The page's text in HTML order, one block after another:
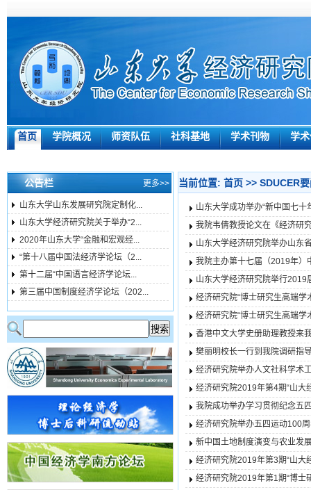
首页 学院概况 师资队伍 社科基地 学术刊物 学
公告栏 更多>>
山东大学山东发展研究院定制化...
山东大学经济研究院关于举办“2...
2020年山东大学“金融和宏观经...
“第十八届中国法经济学论坛（2...
第十二届“中国语言经济学论坛...
第三届中国制度经济学论坛（202...
当前位置: 首页 >> SDUCER
山东大学成功举办“新中国七十
我院韦倩教授论文在《经济研
山东大学经济研究院举办山东
我院主办第十七届（2019年）
山东大学经济研究院举行2019
经济研究院“博士研究生高端
经济研究院“博士研究生高端
香港中文大学史册助理教授来
樊丽明校长一行到我院调研指
经济研究院举办人文社科学术
经济研究院2019年第4期“山大
我院成功举办学习贯彻纪念五
经济研究院举办五四运动100
新中国土地制度演变与农业发
经济研究院2019年第3期“山大
经济研究院2019年第1期“博士